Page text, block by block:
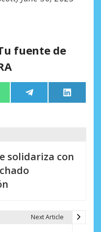
fuente de
Compartir
en
Telegram
en
LinkedIn
solidariza con
Next Article